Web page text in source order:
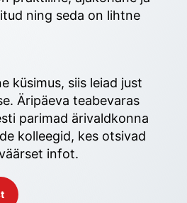
ning seda on lihtne
küsimus, siis leiad just
Äripäeva teabevaras
parimad ärivaldkonna
kolleegid, kes otsivad
infot.